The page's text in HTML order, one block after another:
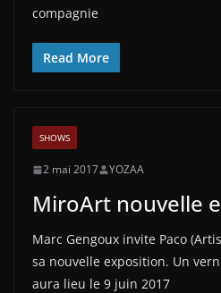
compagnie
Read More
SHOWS
2 mai 2017 YOZAA
MiroArt nouvelle
Marc Gengoux invite Paco
sa nouvelle exposition. Un
aura lieu le 9 juin 2017